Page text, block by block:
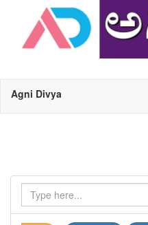
Agni Divya